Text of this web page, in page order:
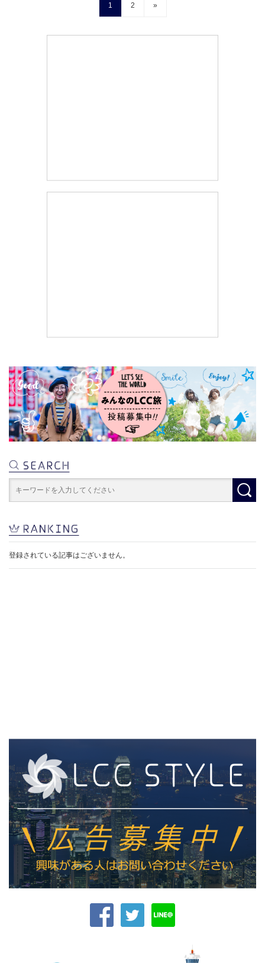
1 2 »
登録されている記事はございません。